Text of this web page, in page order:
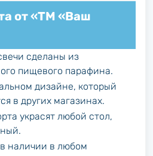
от «ТМ «Ваш
сделаны из
пищевого парафина.
дизайне, который
в других магазинах.
украсят любой стол,
наличии в любом